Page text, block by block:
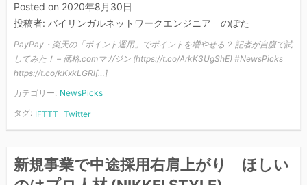
Posted on 2020年8月30日
投稿者: バイリンガルネットワークエンジニア のぽた
PayPay・楽天の「ポイント運用」でポイントを増やせる？ 記者が自腹で試
してみた！ – 価格.comマガジン (https://t.co/ArkK3UgShE) #NewsPicks
https://t.co/kKxkLGRl[…]
カテゴリー: NewsPicks
タグ: IFTTT Twitter
新規事業で中途採用右肩上がり ほしい